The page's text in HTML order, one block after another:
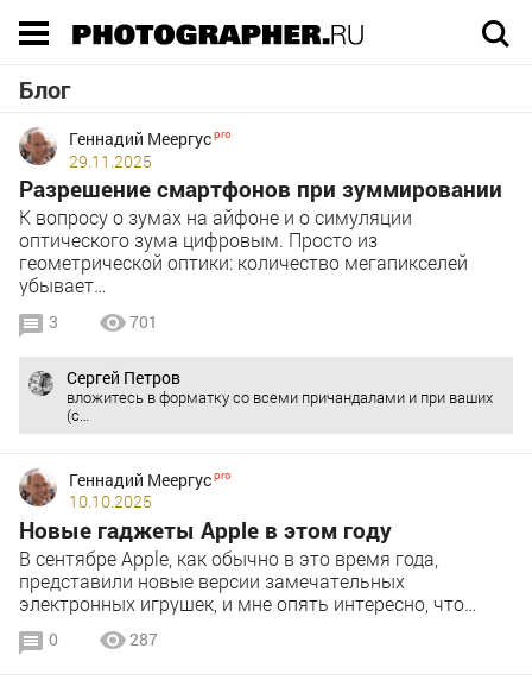
Блог
Геннадий Меергус
29.11.2025
Разрешение смартфонов при зуммировании
К вопросу о зумах на айфоне и о симуляции
оптического зума цифровым. Просто из
геометрической оптики: количество мегапикселей
убывает…
3 701
Сергей Петров
вложитесь в форматку со всеми причандалами и при ваших
(с…
Геннадий Меергус
10.10.2025
Новые гаджеты Apple в этом году
В сентябре Apple, как обычно в это время года,
представили новые версии замечательных
электронных игрушек, и мне опять интересно, что…
0 287